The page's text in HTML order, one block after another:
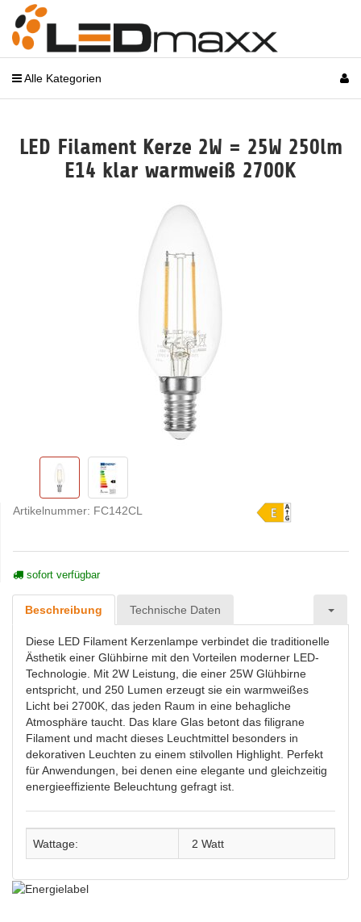
Alle Kategorien
LED Filament Kerze 2W = 25W 250lm
E14 klar warmweiß 2700K
Artikelnummer: FC142CL
sofort verfügbar
Beschreibung Technische Daten
Diese LED Filament Kerzenlampe verbindet die traditionelle
Ästhetik einer Glühbirne mit den Vorteilen moderner LED-
Technologie. Mit 2W Leistung, die einer 25W Glühbirne
entspricht, und 250 Lumen erzeugt sie ein warmweißes
Licht bei 2700K, das jeden Raum in eine behagliche
Atmosphäre taucht. Das klare Glas betont das filigrane
Filament und macht dieses Leuchtmittel besonders in
dekorativen Leuchten zu einem stilvollen Highlight. Perfekt
für Anwendungen, bei denen eine elegante und gleichzeitig
energieeffiziente Beleuchtung gefragt ist.
Wattage: 2 Watt